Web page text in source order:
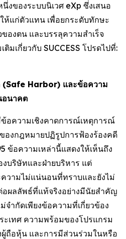
งของระบบนิเวศ eXp ซึ่งเสนอ
ห้แก่ตัวแทน เพื่อยกระดับทักษะ
องตน และบรรลุความสำเร็จ
มเกี่ยวกับ SUCCESS โปรดไปที่:
(Safe Harbor) และข้อความ
อนาคต
อความเชิงคาดการณ์เหตุการณ์
งกฎหมายปฏิรูปการฟ้องร้องคดี
ข้อความเหล่านี้แสดงให้เห็นถึง
บริษัทและฝ่ายบริหาร แต่
ความไม่แน่นอนที่ทราบและยังไม่
อผลลัพธ์ที่แท้จริงอย่างมีนัยสำคัญ
จำกัดเพียงข้อความที่เกี่ยวข้อง
ะเทศ ความพร้อมของโปรแกรม
ผู้ถือหุ้น และการมีส่วนร่วมในหรือ